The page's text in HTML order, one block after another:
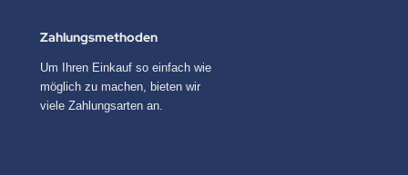
Zahlungsmethoden
Um Ihren Einkauf so einfach wie
möglich zu machen, bieten wir
viele Zahlungsarten an.